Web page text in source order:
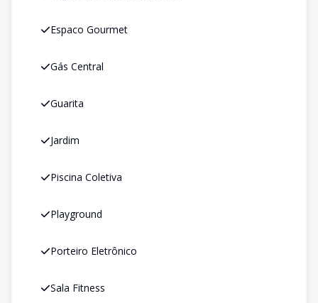
Espaco Gourmet
Gás Central
Guarita
Jardim
Piscina Coletiva
Playground
Porteiro Eletrônico
Sala Fitness